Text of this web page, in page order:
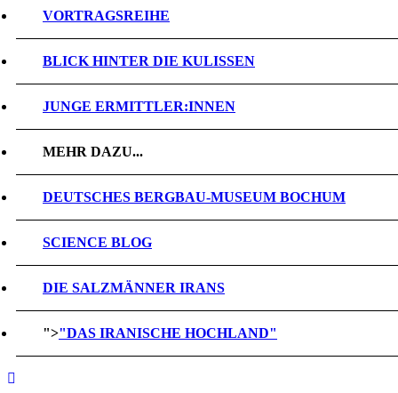
VORTRAGSREIHE
BLICK HINTER DIE KULISSEN
JUNGE ERMITTLER:INNEN
MEHR DAZU...
DEUTSCHES BERGBAU-MUSEUM BOCHUM
SCIENCE BLOG
DIE SALZMÄNNER IRANS
">"DAS IRANISCHE HOCHLAND"